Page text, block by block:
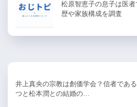
松原智恵子の息子は医
歴や家族構成を調査
井上真央の宗教は創価学会？信者であ
つと松本潤との結婚の…